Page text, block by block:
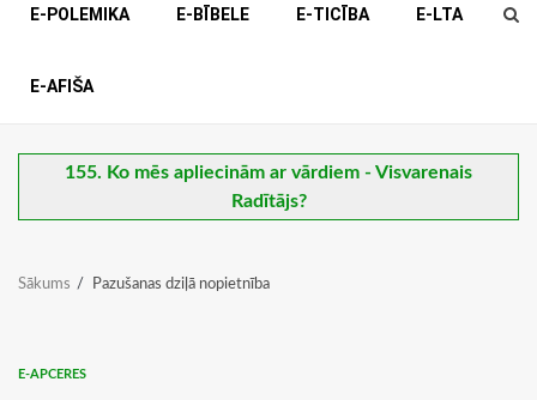
E-POLEMIKA E-BĪBELE E-TICĪBA E-LTA
E-AFIŠA
155. Ko mēs apliecinām ar vārdiem - Visvarenais
Radītājs?
Sākums Pazušanas dziļā nopietnība
E-APCERES